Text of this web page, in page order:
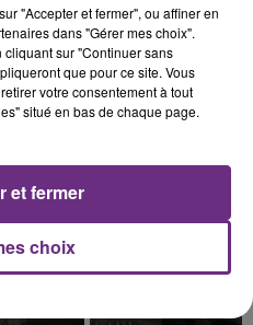
Tonight
0h34
0h34
"Accepter et fermer", ou affiner en
dans "Gérer mes choix".
sur "Continuer sans
que pour ce site. Vous
votre consentement à tout
situé en bas de chaque page.
choix
et fermer